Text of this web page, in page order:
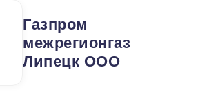
Газпром
межрегионгаз
Липецк ООО